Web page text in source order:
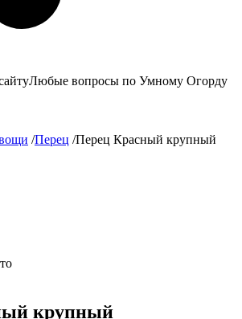
Любые вопросы по Умному Огорду
/Перец /Перец Красный крупный
крупный